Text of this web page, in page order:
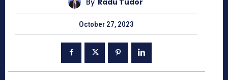
By Radu Tudor
October 27, 2023